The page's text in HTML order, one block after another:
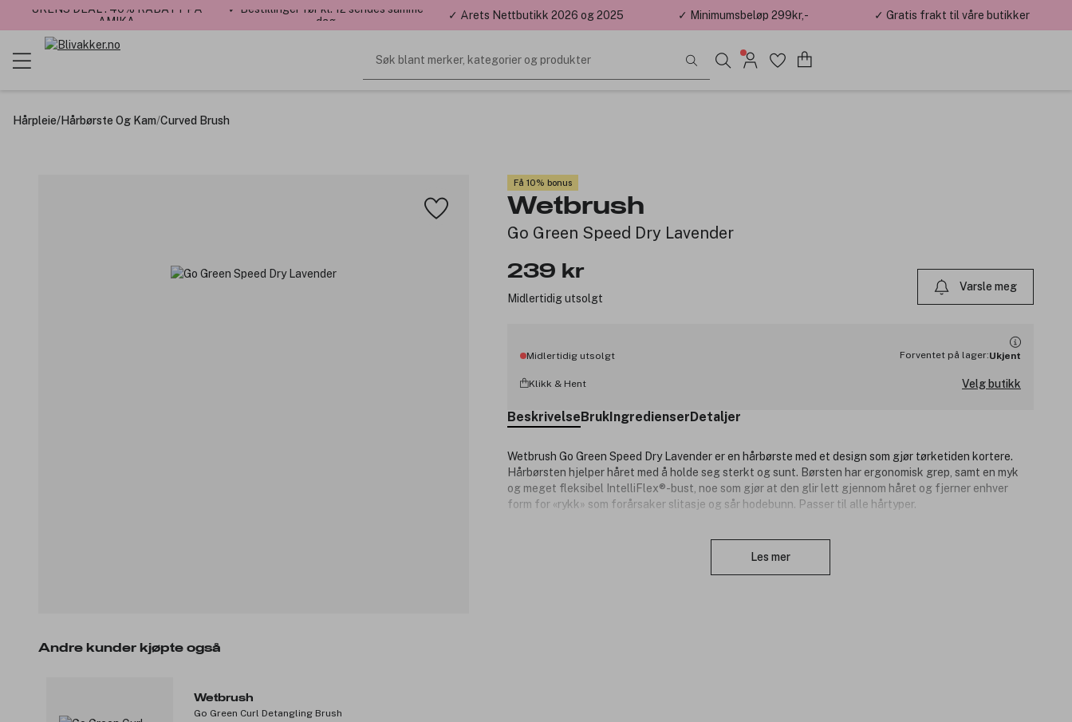
UKENS DEAL : 40% RABATT PÅ
AMIKA
✓ Bestillinger før kl. 12 sendes samme
dag
✓ Årets Nettbutikk 2026 og 2025 ✓ Minimumsbeløp 299kr,- ✓ Gratis frakt til våre butikker
Søk blant merker, kategorier og produkter
Hårpleie/Hårbørste Og Kam/Curved Brush
Få 10% bonus
Wetbrush
Go Green Speed Dry Lavender
239 kr
Midlertidig utsolgt
Varsle meg
Midlertidig utsolgt Forventet på lager:Ukjent
Klikk & Hent Velg butikk
BeskrivelseBrukIngredienserDetaljer
Wetbrush Go Green Speed Dry Lavender er en hårbørste med et design som gjør tørketiden kortere.
Hårbørsten hjelper håret med å holde seg sterkt og sunt. Børsten har ergonomisk grep, samt en myk
og meget fleksibel IntelliFlex®-bust, noe som gjør at den glir lett gjennom håret og fjerner enhver
form for «rykk» som forårsaker slitasje og sår hodebunn. Passer til alle hårtyper.
Les mer
Andre kunder kjøpte også
Wetbrush
Go Green Curl Detangling Brush